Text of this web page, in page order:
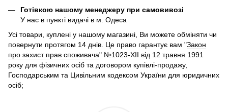
Готівкою нашому менеджеру при самовивозі
У нас в пункті видачі в м. Одеса
Усі товари, куплені у нашому магазині, Ви можете обміняти чи
повернути протягом 14 днів. Це право гарантує вам "Закон
про захист прав споживача" №1023-XII від 12 травня 1991
року для фізичних осіб та договором купівлі-продажу,
Господарським та Цивільним кодексом України для юридичних
осіб;